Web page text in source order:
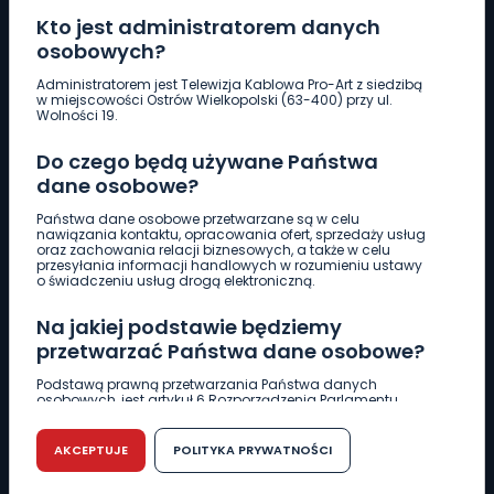
Kto jest administratorem danych
osobowych?
Administratorem jest Telewizja Kablowa Pro-Art z siedzibą
w miejscowości Ostrów Wielkopolski (63-400) przy ul.
Wolności 19.
Do czego będą używane Państwa
dane osobowe?
Państwa dane osobowe przetwarzane są w celu
nawiązania kontaktu, opracowania ofert, sprzedaży usług
oraz zachowania relacji biznesowych, a także w celu
przesyłania informacji handlowych w rozumieniu ustawy
o świadczeniu usług drogą elektroniczną.
Na jakiej podstawie będziemy
przetwarzać Państwa dane osobowe?
Podstawą prawną przetwarzania Państwa danych
osobowych, jest artykuł 6 Rozporządzenia Parlamentu
r. w sprawie ochrony osób fizycznych w związku z
przetwarzaniem danych osobowych w sprawie
swobodnego przepływu takich danych oraz uchylenia
dyrektywy 95/46/WE (RODO).
AKCEPTUJE POLITYKA PRYWATNOŚCI
Pobierz logotyp
661 997 997
REDAKCJA
62 735 22 22redakcja@wlkp24.info
DZIAŁ REKLAMY
62 735 01 85 reklama@wlkp24.info
WIADOMOŚCI
CIEKAWOSTKI